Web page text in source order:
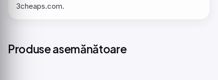
3cheaps.com.
Produse asemănătoare